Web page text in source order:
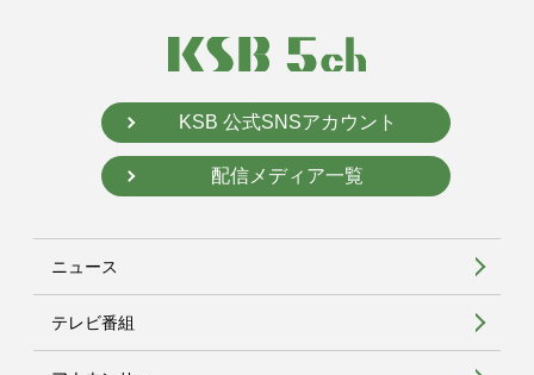
KSB 公式SNSアカウント
配信メディア一覧
ニュース
テレビ番組